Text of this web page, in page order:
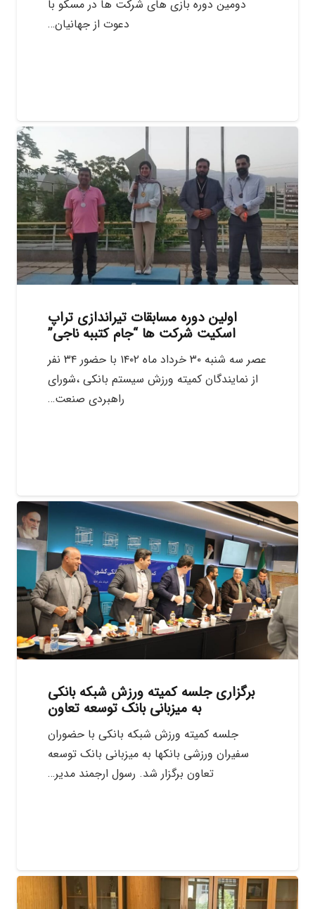
دومین دوره بازی های شرکت ها در مسکو با
دعوت از جهانیان…
اولین دوره مسابقات تیراندازی تراپ
اسکیت شرکت ها “جام کتببه ناجی”
عصر سه شنبه ۳۰ خرداد ماه ۱۴۰۲ با حضور ۳۴ نفر
از نمایندگان کمیته ورزش سیستم بانکی ،شورای
راهبردی صنعت…
برگزاری جلسه کمیته ورزش شبکه بانکی
به میزبانی بانک توسعه تعاون
جلسه کمیته ورزش شبکه بانکی با حضوران
سفیران ورزشی بانکها به میزبانی بانک توسعه
تعاون برگزار شد. رسول ارجمند مدیر…